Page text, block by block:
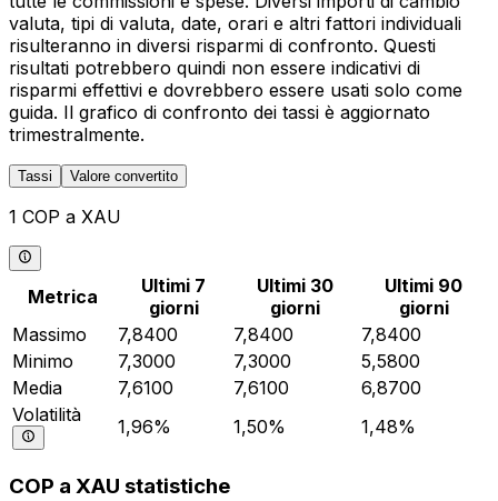
valuta, tipi di valuta, date, orari e altri fattori individuali
risulteranno in diversi risparmi di confronto. Questi
risultati potrebbero quindi non essere indicativi di
risparmi effettivi e dovrebbero essere usati solo come
guida. Il grafico di confronto dei tassi è aggiornato
trimestralmente.
Tassi Valore convertito
1 COP a XAU
Metrica
Ultimi 7
giorni
Ultimi 30
giorni
Ultimi 90
giorni
Massimo
7,8400 7,8400
7,8400
Minimo
7,3000 7,3000
5,5800
Media
7,6100 7,6100
6,8700
Volatilità
1,96% 1,50% 1,48%
COP a XAU statistiche